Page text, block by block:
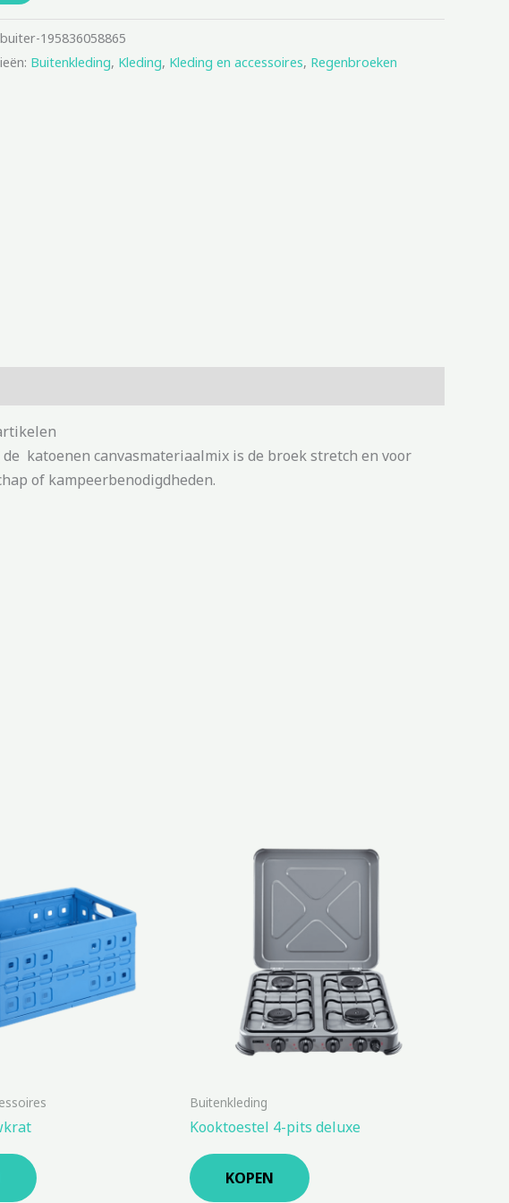
195836058865
Buitenkleding, Kleding, Kleding en accessoires, Regenbroeken
katoenen canvasmateriaalmix is de broek stretch en voor
of kampeerbenodigdheden.
Buitenkleding
Kooktoestel 4-pits deluxe
KOPEN